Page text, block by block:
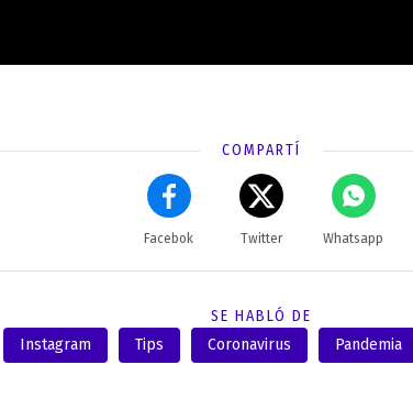
COMPARTÍ
Facebok Twitter Whatsapp
SE HABLÓ DE
Instagram Tips Coronavirus Pandemia